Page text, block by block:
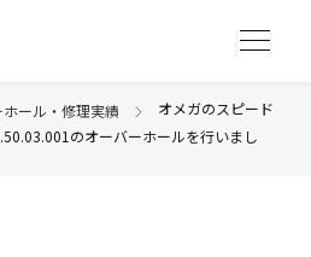
ール・修理実績
オメガのスピード
のオーバーホールを行いまし